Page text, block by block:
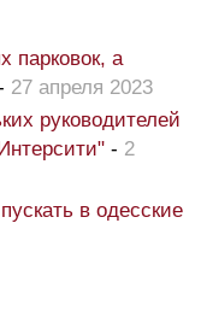
парковок, а
27 апреля 2023
руководителей
- 2
в одесские